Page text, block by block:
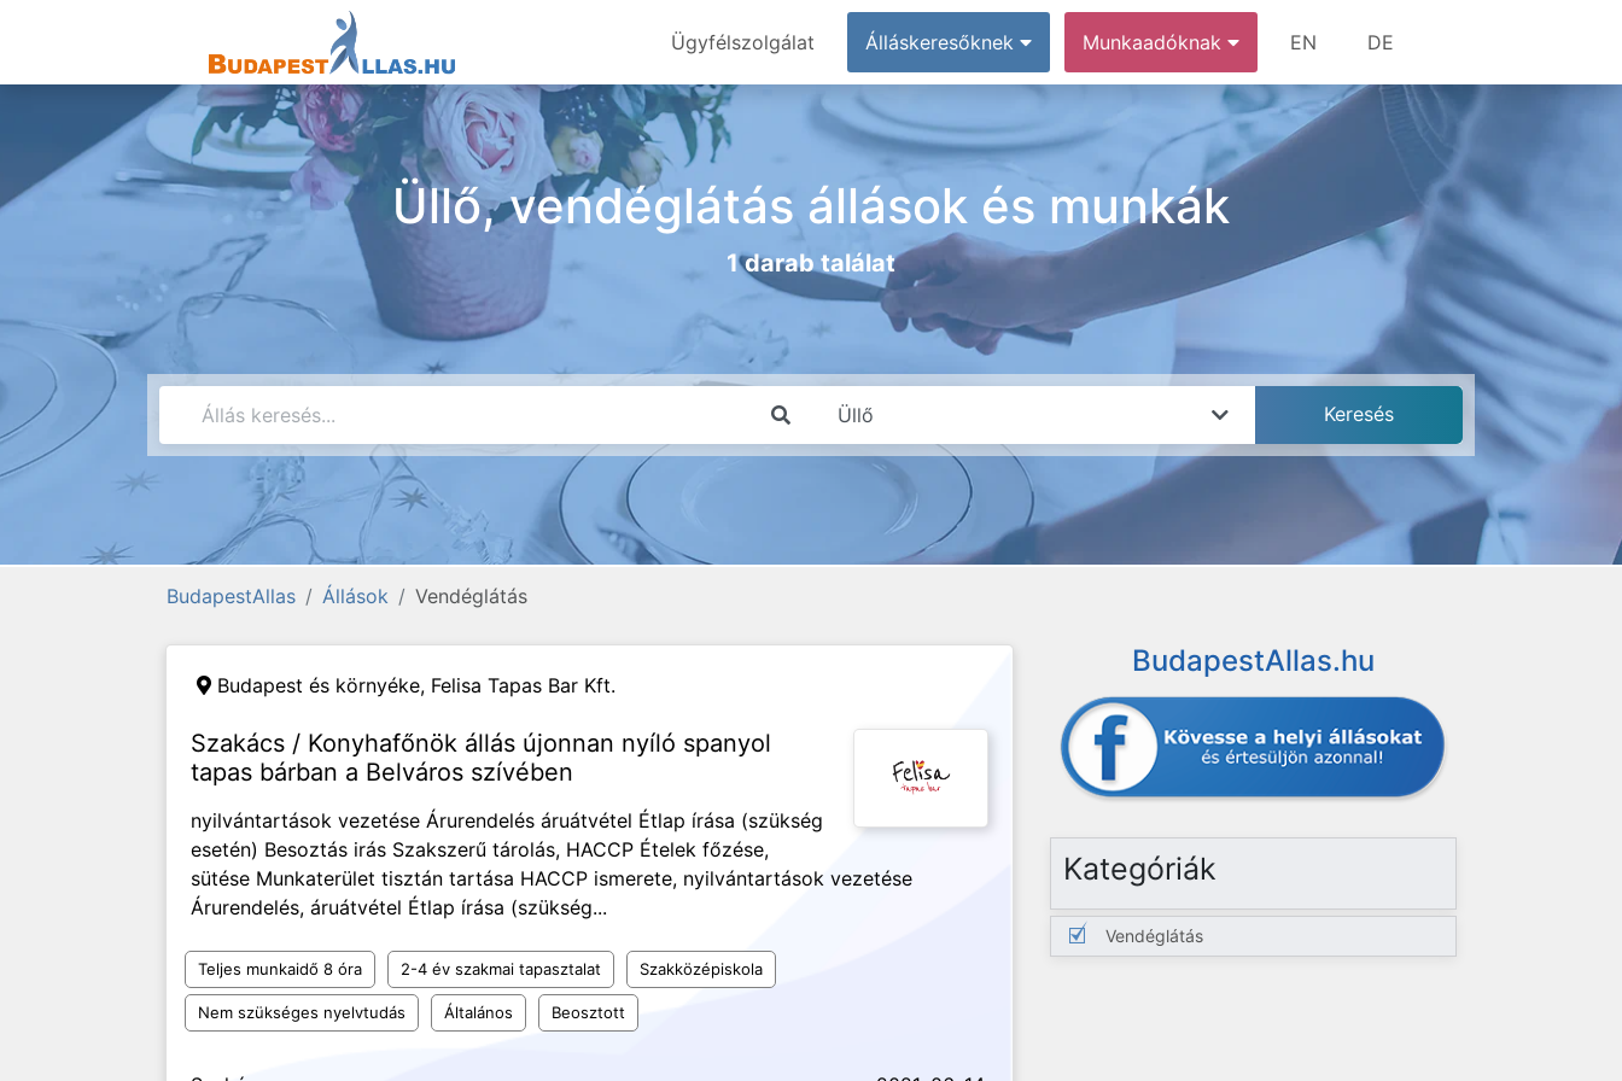
Ügyfélszolgálat Álláskeresőknek Munkaadóknak EN DE
Üllő, vendéglátás állások és munkák
1 darab találat
BudapestAllas Állások Vendéglátás
Budapest és környéke, Felisa Tapas Bar Kft.
Szakács / Konyhafőnök állás újonnan nyíló spanyol
tapas bárban a Belváros szívében
nyilvántartások vezetése Árurendelés áruátvétel Étlap írása (szükség
esetén) Besoztás irás Szakszerű tárolás, HACCP Ételek főzése,
sütése Munkaterület tisztán tartása HACCP ismerete, nyilvántartások vezetése
Árurendelés, áruátvétel Étlap írása (szükség...
Teljes munkaidő 8 óra 2-4 év szakmai tapasztalat Szakközépiskola
Nem szükséges nyelvtudás Általános Beosztott
BudapestAllas.hu
Kategóriák
Vendéglátás